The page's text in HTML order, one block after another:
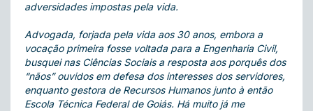
adversidades impostas pela vida.
Advogada, forjada pela vida aos 30 anos, embora a
vocação primeira fosse voltada para a Engenharia Civil,
busquei nas Ciências Sociais a resposta aos porquês dos
“nãos” ouvidos em defesa dos interesses dos servidores,
enquanto gestora de Recursos Humanos junto à então
Escola Técnica Federal de Goiás. Há muito já me